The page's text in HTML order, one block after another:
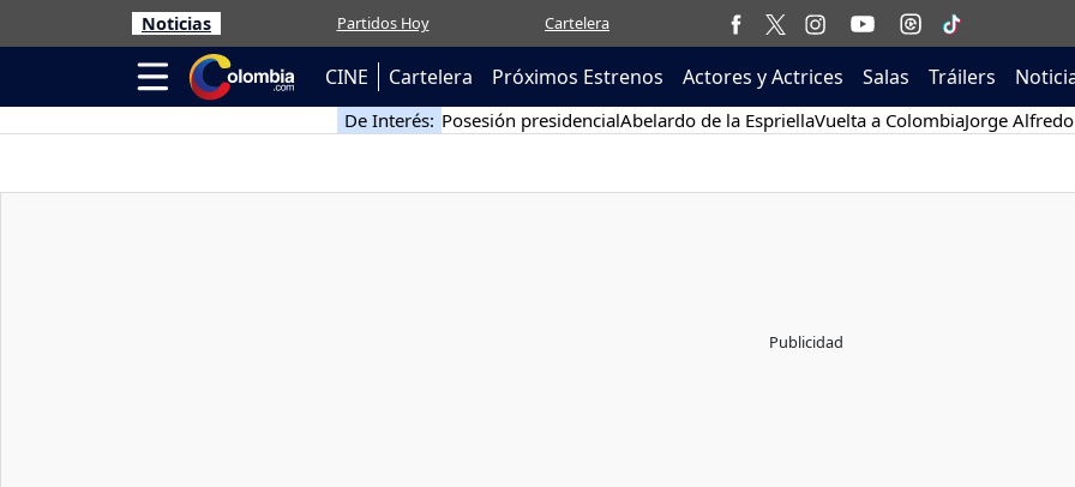
Noticias Partidos Hoy Cartelera
CINE Cartelera Próximos Estrenos Actores y Actrices Salas Tráilers
De Interés: Posesión presidencialAbelardo de la EspriellaVuelta a ColombiaJorge